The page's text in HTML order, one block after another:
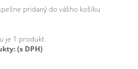
pridaný do vášho košíku
je 1 produkt.
(s DPH)